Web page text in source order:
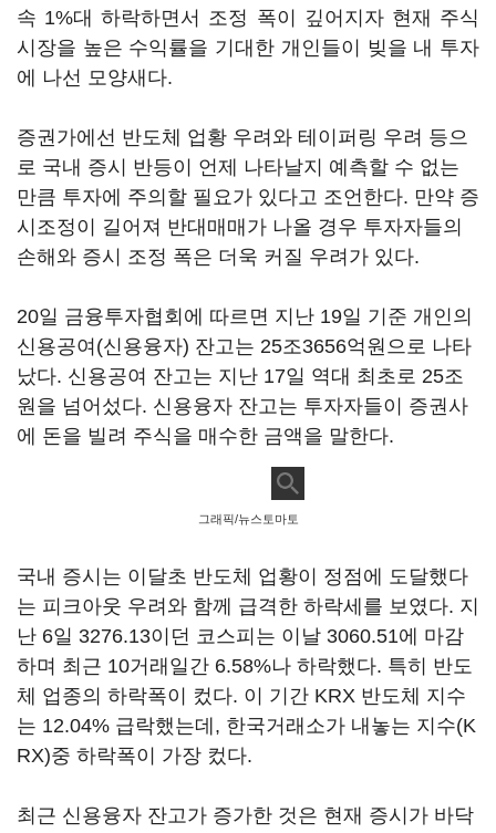
속 1%대 하락하면서 조정 폭이 깊어지자 현재 주식
시장을 높은 수익률을 기대한 개인들이 빚을 내 투자
에 나선 모양새다.
증권가에선 반도체 업황 우려와 테이퍼링 우려 등으
로 국내 증시 반등이 언제 나타날지 예측할 수 없는
만큼 투자에 주의할 필요가 있다고 조언한다. 만약 증
시조정이 길어져 반대매매가 나올 경우 투자자들의
손해와 증시 조정 폭은 더욱 커질 우려가 있다.
20일 금융투자협회에 따르면 지난 19일 기준 개인의
신용공여(신용융자) 잔고는 25조3656억원으로 나타
났다. 신용공여 잔고는 지난 17일 역대 최초로 25조
원을 넘어섰다. 신용융자 잔고는 투자자들이 증권사
에 돈을 빌려 주식을 매수한 금액을 말한다.
그래픽/뉴스토마토
국내 증시는 이달초 반도체 업황이 정점에 도달했다
는 피크아웃 우려와 함께 급격한 하락세를 보였다. 지
난 6일 3276.13이던 코스피는 이날 3060.51에 마감
하며 최근 10거래일간 6.58%나 하락했다. 특히 반도
체 업종의 하락폭이 컸다. 이 기간 KRX 반도체 지수
는 12.04% 급락했는데, 한국거래소가 내놓는 지수(K
RX)중 하락폭이 가장 컸다.
최근 신용융자 잔고가 증가한 것은 현재 증시가 바닥